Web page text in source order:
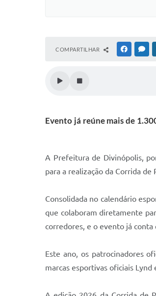
COMPARTILHAR
Evento já reúne mais de
A Prefeitura de Divinópolis,
para a realização da Corrida
Consolidada no calendário
que colaboram diretamente
corredores, e o evento já
Este ano, os patrocinadores
marcas esportivas oficiais